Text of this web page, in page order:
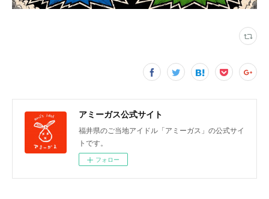
アミーガス公式サイト
福井県のご当地アイドル「アミーガス」の公式サイ
トです。
フォロー